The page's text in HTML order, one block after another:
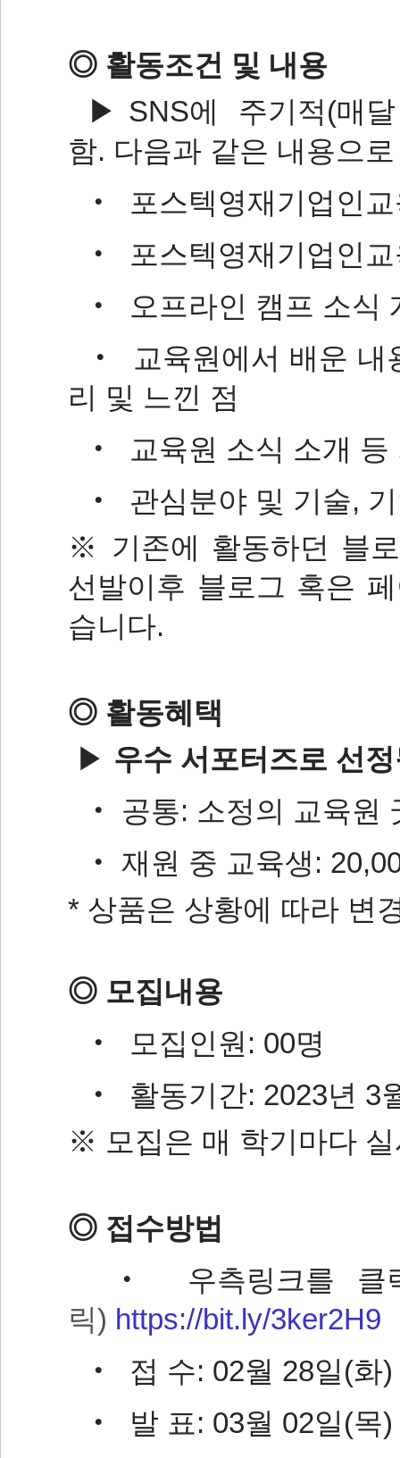
◎ 활동조건 및 내용
▶SNS에 주기적(매
함. 다음과 같은 내용으
‧ 포스텍영재기업인교
‧ 포스텍영재기업인교
‧ 오프라인 캠프 소식
‧ 교육원에서 배운 내
리 및 느낀 점
‧ 교육원 소식 소개 등
‧ 관심분야 및 기술, 기
※ 기존에 활동하던 블
선발이후 블로그 혹은
습니다.
◎ 활동혜택
▶ 우수 서포터즈로 선
‧ 공통: 소정의 교육원
‧ 재원 중 교육생:
* 상품은 상황에 따라 변
◎ 모집내용ﾠ
‧ 모집인원: 00명
‧ 활동기간: 2023년 3
※ 모집은 매 학기마다
◎ 접수방법
‧ 우측링크를 클
릭) https://bit.ly/3ker2H9
‧ 접 수: 02월 28일(화
‧ 발 표: 03월 02일(목